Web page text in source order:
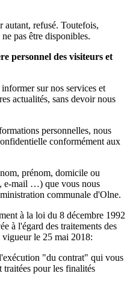
autant, refusé. Toutefois,
pas être disponibles.
personnel des visiteurs et
sur nos services et
actualités, sans devoir nous
personnelles, nous
conformément aux
prénom, domicile ou
e-mail …) que vous nous
communale d'Olne.
à la loi du 8 décembre 1992
à l'égard des traitements des
vigueur le 25 mai 2018:
"du contrat" qui vous
traitées pour les finalités